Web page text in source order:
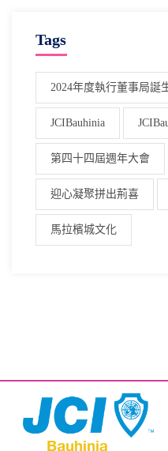
Tags
2024年度執行董事局誕
JCIBauhinia
第四十四屆週年大會
迎心凝聚拼出荊喜
馬拉檳城文化